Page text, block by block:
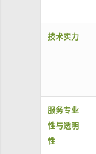
技术实力
服务专业
性与透明
性